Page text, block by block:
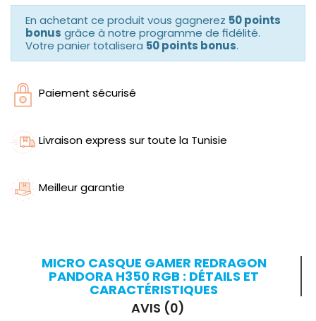
En achetant ce produit vous gagnerez 50 points
bonus grâce à notre programme de fidélité.
Votre panier totalisera 50 points bonus.
Paiement sécurisé
Livraison express sur toute la Tunisie
Meilleur garantie
MICRO CASQUE GAMER REDRAGON
PANDORA H350 RGB : DÉTAILS ET
CARACTÉRISTIQUES
AVIS (0)